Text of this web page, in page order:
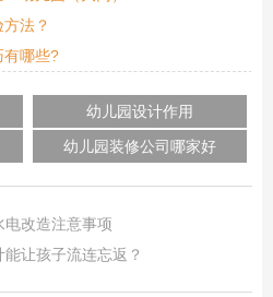
法？
有哪些?
幼儿园设计作用
幼儿园装修公司哪家好
改造注意事项
让孩子流连忘返？